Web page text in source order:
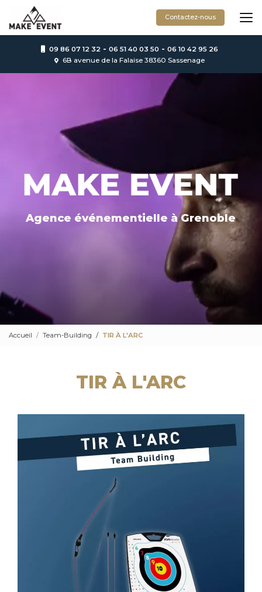
contenu
principal
09 86 07 12 32 - 06 51 40 03 50 - 06 10 42 95 26
6B avenue de la Falaise 38360 Sassenage
Contactez-nous
Agence événementielle à Grenoble
Accueil Team-Building TIR À L'ARC
TIR À L'ARC